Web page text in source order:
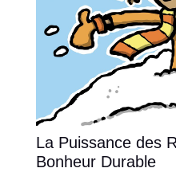
La Puissance des
Bonheur Durable